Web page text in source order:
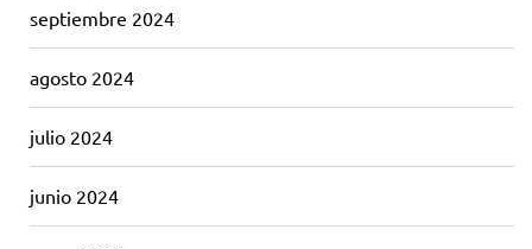
septiembre 2024
agosto 2024
julio 2024
junio 2024